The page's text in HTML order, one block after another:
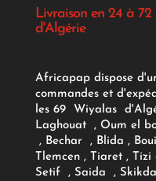
Livraison en 24 à 72
d'Algérie
Africapap dispose
commandes et
les 69 Wiyalas
Laghouat , Oum el
, Bechar , Blida ,
Tlemcen , Tiaret ,
Setif , Saida ,